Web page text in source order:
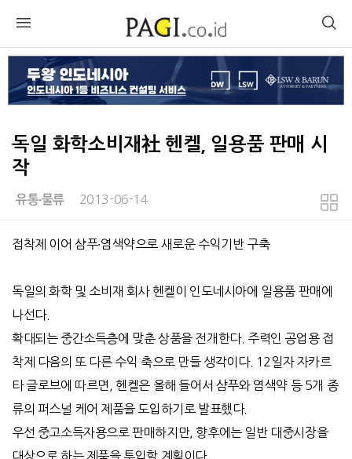
독일 화학소비재社 헨켈, 일용품 판매 시
작
유통∙물류 2013-06-14
본문
접착제 이어 샴푸∙염색약으로 새로운 수익기반 구축
독일의 화학 및 소비재 회사 헨켈이 인도네시아에 일용품 판매에
나선다.
확대되는 중간소득층에 맞춘 상품을 전개한다. 주력인 공업용 접
착제 다음의 또 다른 수익 축으로 만들 생각이다. 12일자 자카르
타 글로브에 따르면, 헨켈은 올해 들어서 샴푸와 염색약 등 5개 종
류의 퍼스널 케어 제품을 도입하기로 발표했다.
우선 중고소득자용으로 판매하지만, 향후에는 일반 대중시장을
대상으로 하는 제품을 투입할 계획이다.